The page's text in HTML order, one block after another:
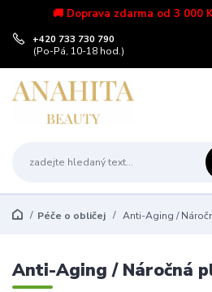
🚚 Doprava zdarma od 3 000
+420 733 730 790
(Po-Pá, 10-18 hod.)
Péče o obličej Anti-Aging /
Anti-Aging / Náročná